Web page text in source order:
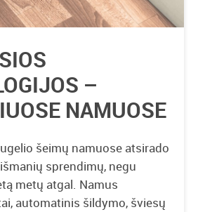
–
NAMUOSE
šeimų namuose atsirado
sprendimų, negu
metų atgal. Namus
automatinis šildymo, šviesų